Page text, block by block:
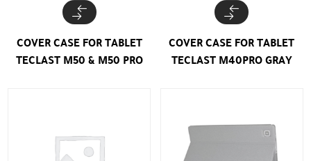
COVER CASE FOR TABLET
TECLAST M40PRO GRAY
COVER CASE FOR TABLET
TECLAST M50 & M50 PRO